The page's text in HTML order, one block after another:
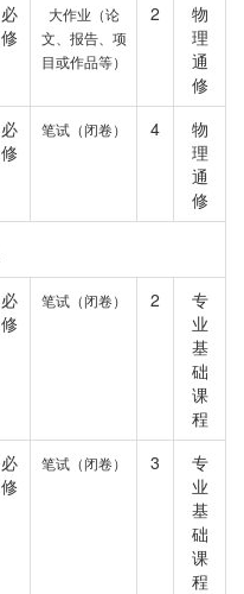
必
修
大作业（论
文、报告、项
目或作品等）
2
物
理
通
修
必
修
笔试（闭卷） 4
物
理
通
修
必
修
笔试（闭卷） 2
专
业
基
础
课
程
必
修
笔试（闭卷） 3
专
业
基
础
课
程